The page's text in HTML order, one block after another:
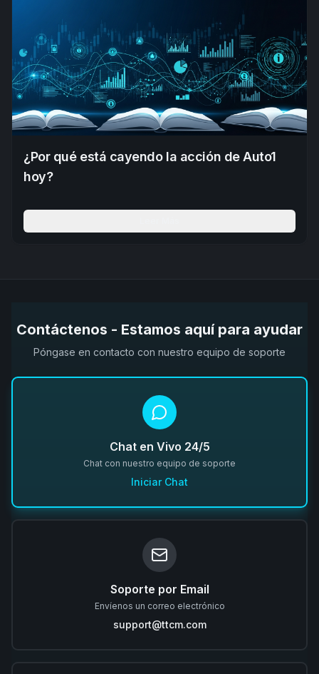
¿Por qué está cayendo la acción de Auto1
hoy?
Contáctenos - Estamos aquí para ayudar
Póngase en contacto con nuestro equipo de soporte
Chat en Vivo 24/5
Chat con nuestro equipo de soporte
Iniciar Chat
Soporte por Email
Envíenos un correo electrónico
support@ttcm.com